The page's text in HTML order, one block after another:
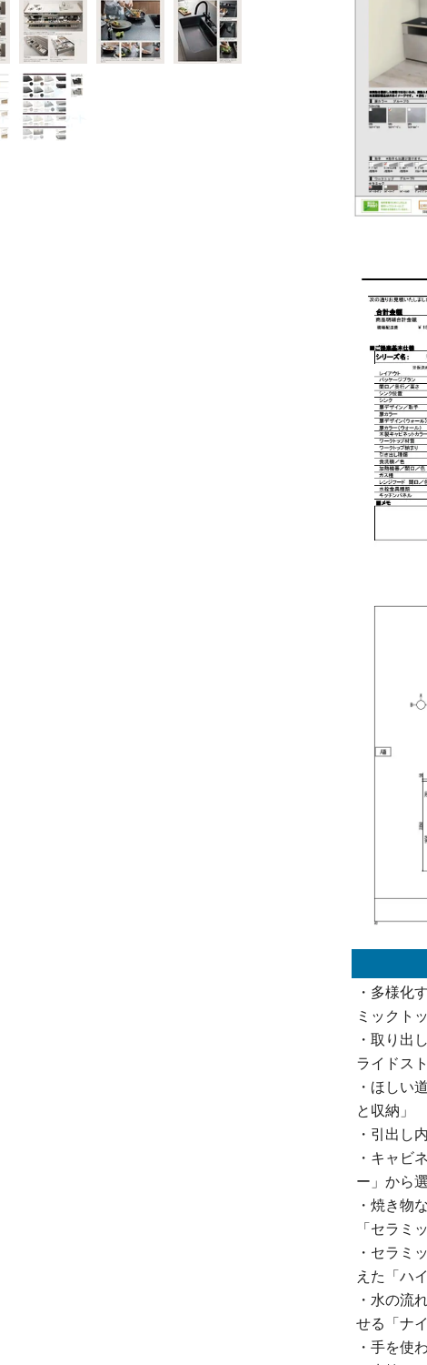
・多様化
ミックト
・取り出
ライドス
・ほしい
と収納」
・引出し
・キャビ
ー」から
・焼き物
「セラミ
・セラミ
えた「ハ
・水の流
せる「ナ
・手を使